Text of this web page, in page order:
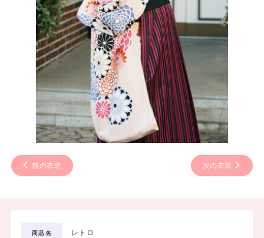
前の衣装 次の衣装
商品名 レトロ